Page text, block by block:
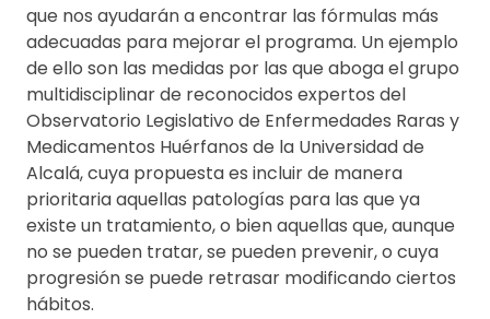
que nos ayudarán a encontrar las fórmulas más
adecuadas para mejorar el programa. Un ejemplo
de ello son las medidas por las que aboga el grupo
multidisciplinar de reconocidos expertos del
Observatorio Legislativo de Enfermedades Raras y
Medicamentos Huérfanos de la Universidad de
Alcalá, cuya propuesta es incluir de manera
prioritaria aquellas patologías para las que ya
existe un tratamiento, o bien aquellas que, aunque
no se pueden tratar, se pueden prevenir, o cuya
progresión se puede retrasar modificando ciertos
hábitos.